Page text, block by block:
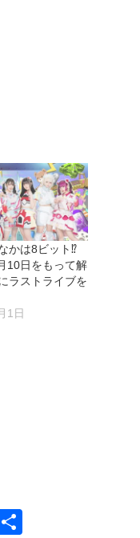
かは8ビット⁉︎
10日をもって解
ラストライブを
1日
Email